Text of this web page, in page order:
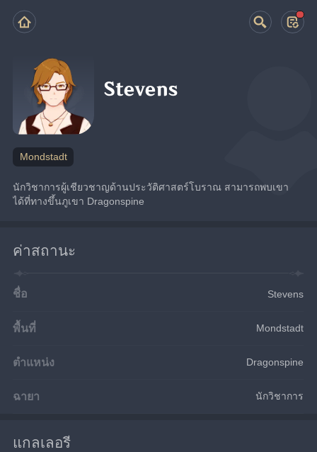
Stevens
Mondstadt
นักวิชาการผู้เชียวชาญด้านประวัติศาสตร์โบราณ สามารถพบเขา
ได้ที่ทางขึ้นภูเขา Dragonspine
ค่าสถานะ
ชื่อ Stevens
พื้นที่ Mondstadt
ตำแหน่ง Dragonspine
ฉายา นักวิชาการ
แกลเลอรี